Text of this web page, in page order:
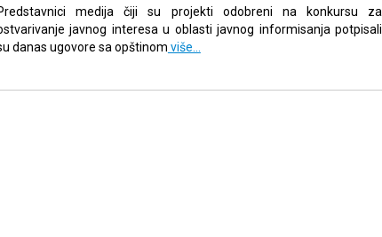
medija čiji su projekti odobreni na konkursu za
javnog interesa u oblasti javnog informisanja potpisali
danas ugovore sa opštinom više…